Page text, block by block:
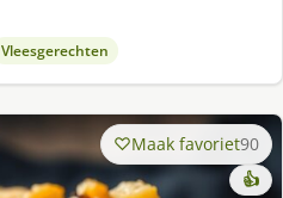
Vleesgerechten
Maak favoriet90
👍